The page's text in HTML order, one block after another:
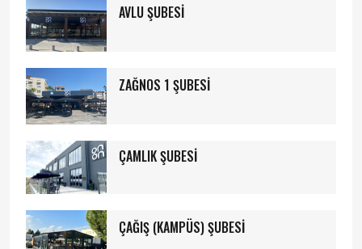
AVLU ŞUBESİ
ZAĞNOS 1 ŞUBESİ
ÇAMLIK ŞUBESİ
ÇAĞIŞ (KAMPÜS) ŞUBESİ